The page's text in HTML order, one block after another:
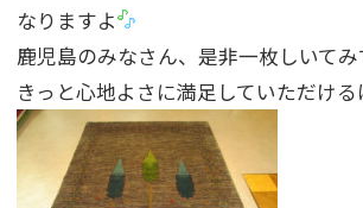
なりますよ
鹿児島のみなさん、是非一枚しいて
きっと心地よさに満足していただけ